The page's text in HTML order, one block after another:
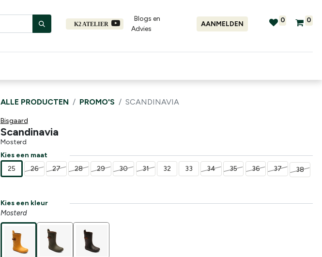
K2 ATELIER
Blogs en
Advies​
AANMELDEN 0 0
ALLE PRODUCTEN PROMO'S SCANDINAVIA
Bisgaard
Scandinavia
Mosterd
Kies een maat
25
26 27 28 29 30 31 32 33 34 35 36 37 38
Kies een kleur
Mosterd